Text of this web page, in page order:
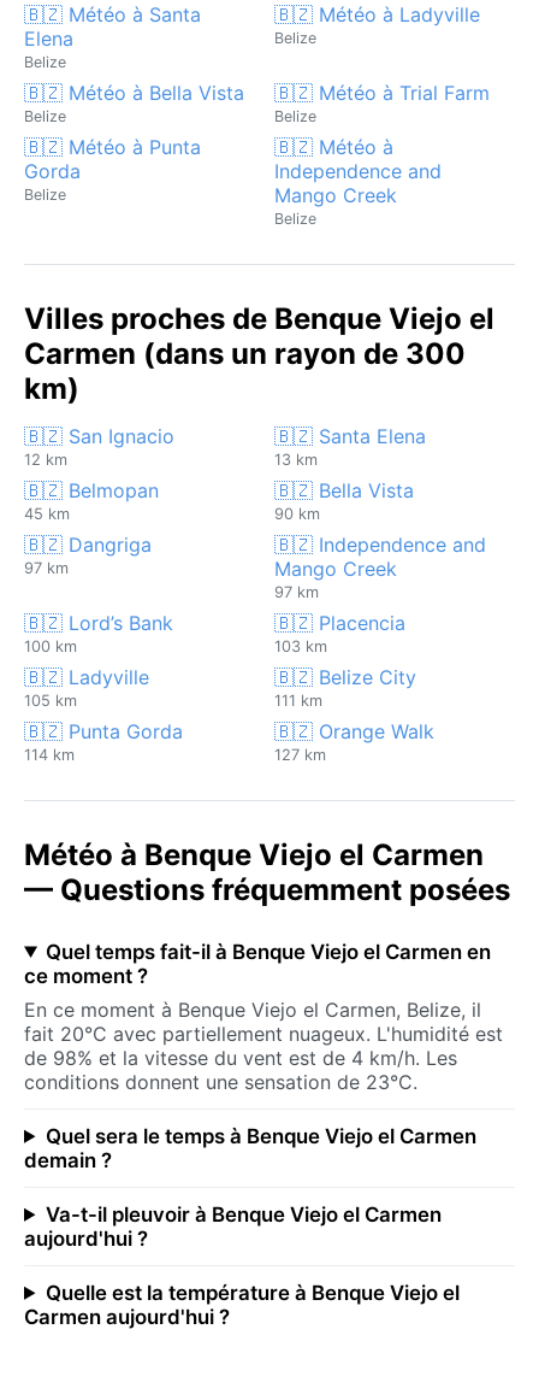
🇧🇿 Météo à Santa
Elena
Belize
🇧🇿 Météo à Ladyville
Belize
🇧🇿 Météo à Bella Vista
Belize
🇧🇿 Météo à Trial Farm
Belize
🇧🇿 Météo à Punta
Gorda
Belize
🇧🇿 Météo à
Independence and
Mango Creek
Belize
Villes proches de Benque Viejo el
Carmen (dans un rayon de 300
km)
🇧🇿 San Ignacio
12 km
🇧🇿 Santa Elena
13 km
🇧🇿 Belmopan
45 km
🇧🇿 Bella Vista
90 km
🇧🇿 Dangriga
97 km
🇧🇿 Independence and
Mango Creek
97 km
🇧🇿 Lord’s Bank
100 km
🇧🇿 Placencia
103 km
🇧🇿 Ladyville
105 km
🇧🇿 Belize City
111 km
🇧🇿 Punta Gorda
114 km
🇧🇿 Orange Walk
127 km
Météo à Benque Viejo el Carmen
— Questions fréquemment posées
Quel temps fait-il à Benque Viejo el Carmen en
ce moment ?
En ce moment à Benque Viejo el Carmen, Belize, il
fait 20°C avec partiellement nuageux. L'humidité est
de 98% et la vitesse du vent est de 4 km/h. Les
conditions donnent une sensation de 23°C.
Quel sera le temps à Benque Viejo el Carmen
demain ?
Va-t-il pleuvoir à Benque Viejo el Carmen
aujourd'hui ?
Quelle est la température à Benque Viejo el
Carmen aujourd'hui ?